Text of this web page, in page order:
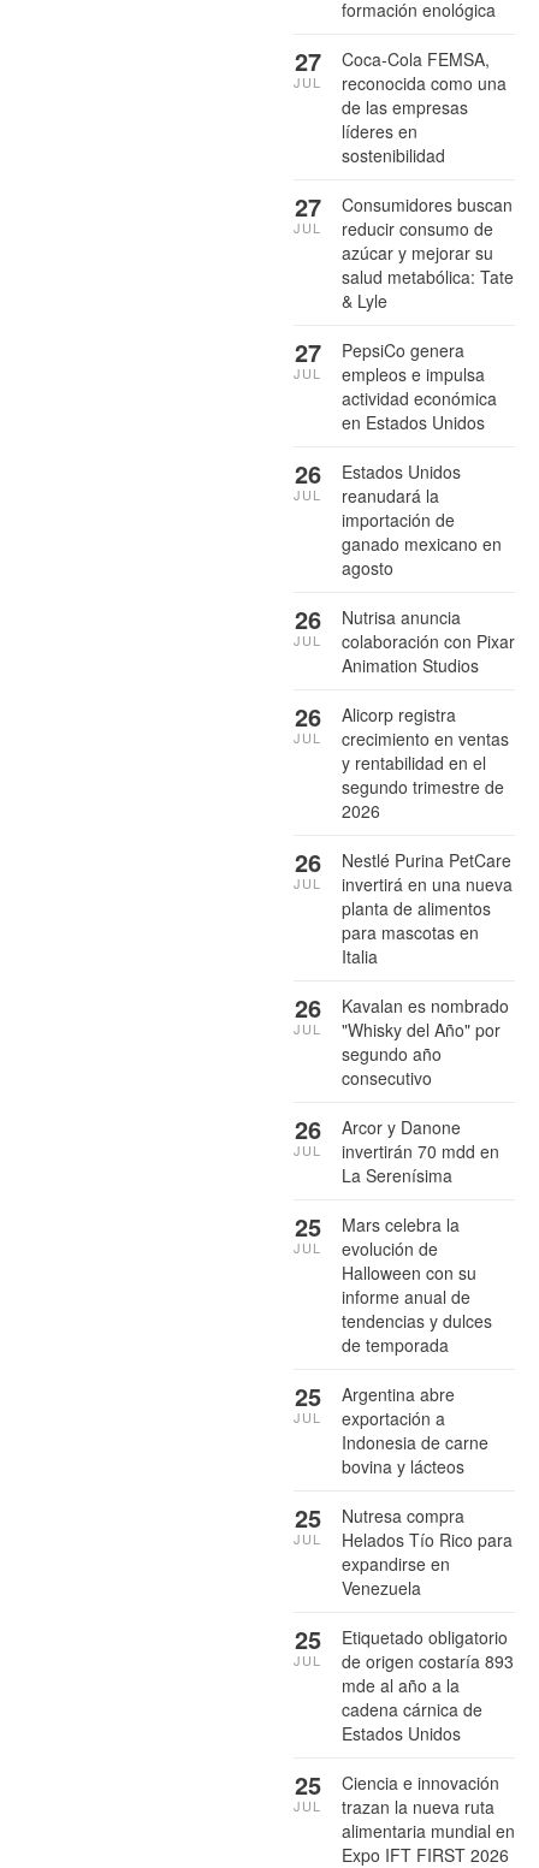
formación enológica
Coca-Cola FEMSA,
reconocida como una
de las empresas
líderes en
sostenibilidad
27
JUL
Consumidores buscan
reducir consumo de
azúcar y mejorar su
salud metabólica: Tate
& Lyle
27
JUL
PepsiCo genera
empleos e impulsa
actividad económica
en Estados Unidos
27
JUL
Estados Unidos
reanudará la
importación de
ganado mexicano en
agosto
26
JUL
Nutrisa anuncia
colaboración con Pixar
Animation Studios
26
JUL
Alicorp registra
crecimiento en ventas
y rentabilidad en el
segundo trimestre de
2026
26
JUL
Nestlé Purina PetCare
invertirá en una nueva
planta de alimentos
para mascotas en
Italia
26
JUL
Kavalan es nombrado
"Whisky del Año" por
segundo año
consecutivo
26
JUL
Arcor y Danone
invertirán 70 mdd en
La Serenísima
26
JUL
Mars celebra la
evolución de
Halloween con su
informe anual de
tendencias y dulces
de temporada
25
JUL
Argentina abre
exportación a
Indonesia de carne
bovina y lácteos
25
JUL
Nutresa compra
Helados Tío Rico para
expandirse en
Venezuela
25
JUL
Etiquetado obligatorio
de origen costaría 893
mde al año a la
cadena cárnica de
Estados Unidos
25
JUL
Ciencia e innovación
trazan la nueva ruta
alimentaria mundial en
Expo IFT FIRST 2026
25
JUL